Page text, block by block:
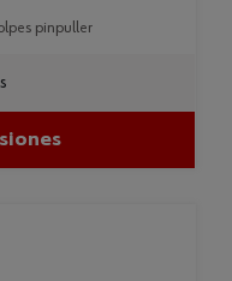
pinpuller